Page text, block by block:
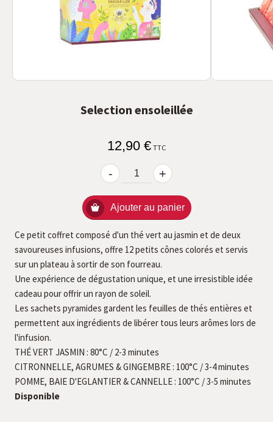
Selection ensoleillée
Ce petit coffret composé d'un thé vert au jasmin et de deux
savoureuses infusions, offre 12 petits cônes colorés et servis
sur un plateau à sortir de son fourreau.
Une expérience de dégustation unique, et une irresistible idée
cadeau pour offrir un rayon de soleil.
Les sachets pyramides gardent les feuilles de thés entières et
permettent aux ingrédients de libérer tous leurs arômes lors de
l'infusion.
THÉ VERT JASMIN : 80°C / 2-3 minutes
CITRONNELLE, AGRUMES & GINGEMBRE : 100°C / 3-4 minutes
POMME, BAIE D'EGLANTIER & CANNELLE : 100°C / 3-5 minutes
Disponible
12,90 € TTC
- +
Ajouter au panier